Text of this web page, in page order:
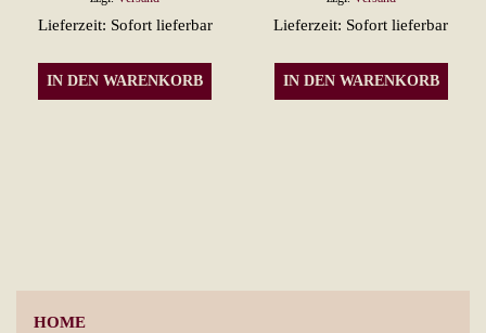
Produktseite
Lieferzeit: Sofort lieferbar
IN DEN WARENKORB
Lieferzeit: Sofort lieferbar
IN DEN WARENKORB
HOME